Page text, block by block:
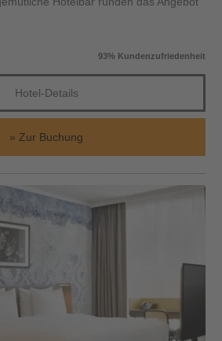
93% Kundenzufriedenheit
Hotel-Details
Zur Buchung